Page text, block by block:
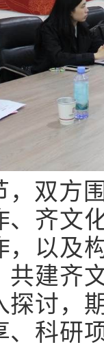
，双方
、齐文
，以及
共建齐
探讨，
、科研